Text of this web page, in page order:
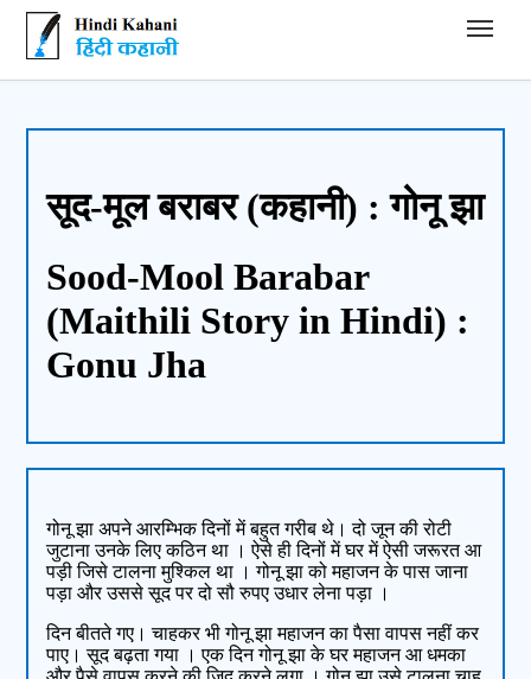
Hindi Kahani - हिंदी कहानी
सूद-मूल बराबर (कहानी) : गोनू झा
Sood-Mool Barabar
(Maithili Story in Hindi) :
Gonu Jha
गोनू झा अपने आरम्भिक दिनों में बहुत गरीब थे। दो जून की रोटी
जुटाना उनके लिए कठिन था । ऐसे ही दिनों में घर में ऐसी जरूरत आ
पड़ी जिसे टालना मुश्किल था । गोनू झा को महाजन के पास जाना
पड़ा और उससे सूद पर दो सौ रुपए उधार लेना पड़ा ।
दिन बीतते गए। चाहकर भी गोनू झा महाजन का पैसा वापस नहीं कर
पाए। सूद बढ़ता गया । एक दिन गोनू झा के घर महाजन आ धमका